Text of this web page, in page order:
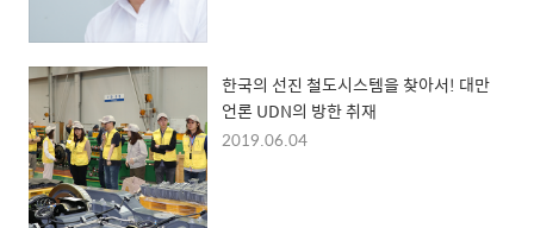
한국의 선진 철도시스템을 찾아서! 대만
언론 UDN의 방한 취재
2019.06.04